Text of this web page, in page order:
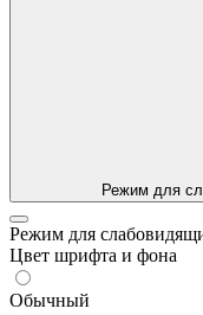
Режим для
Режим для
Цвет шрифта и фона
Обычный